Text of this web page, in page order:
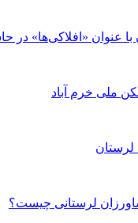
عنوان «افلاکی‌ها» در
لرستان